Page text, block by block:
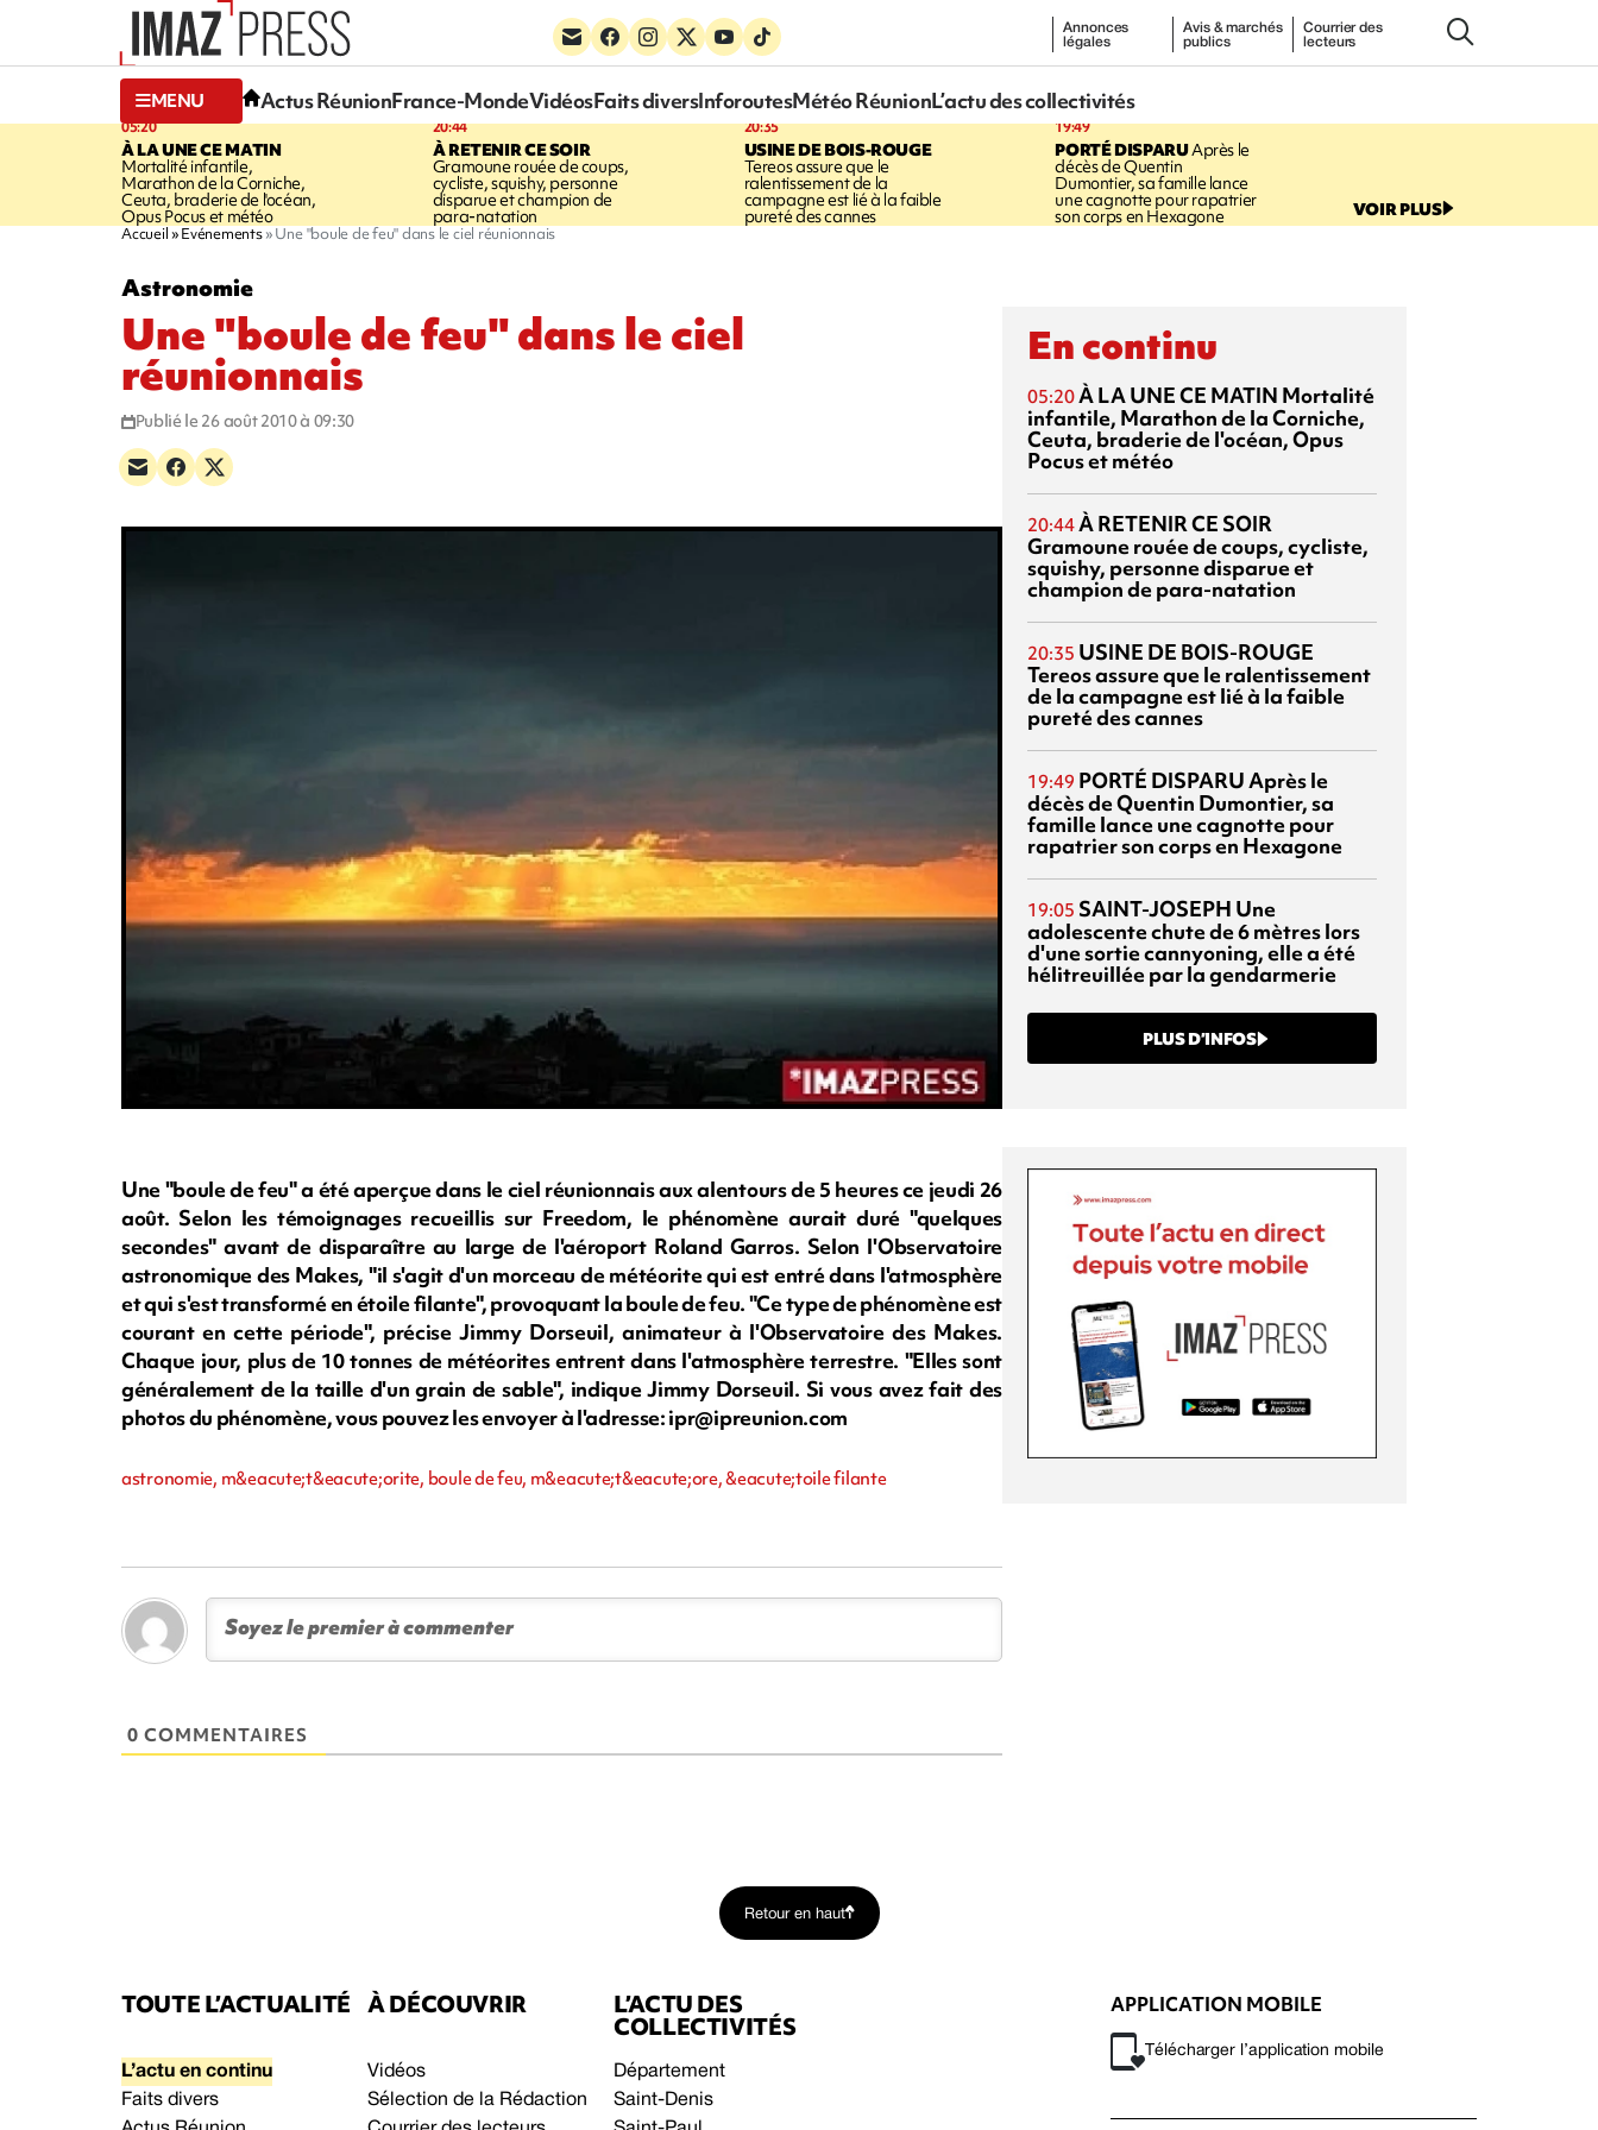
Annonces
légales
Avis & marchés
publics
Courrier des
lecteurs
MENU Actus RéunionFrance-MondeVidéosFaits diversInforoutesMétéo RéunionL’actu des collectivités
05:20
À LA UNE CE MATIN
Mortalité infantile,
Marathon de la Corniche,
Ceuta, braderie de l'océan,
Opus Pocus et météo
20:44
À RETENIR CE SOIR
Gramoune rouée de coups,
cycliste, squishy, personne
disparue et champion de
para-natation
20:35
USINE DE BOIS-ROUGE
Tereos assure que le
ralentissement de la
campagne est lié à la faible
pureté des cannes
19:49
PORTÉ DISPARUAprès le
décès de Quentin
Dumontier, sa famille lance
une cagnotte pour rapatrier
son corps en Hexagone VOIR PLUS
Accueil Evénements Une "boule de feu" dans le ciel réunionnais
Astronomie
Une "boule de feu" dans le ciel
réunionnais
Publié le 26 août 2010 à 09:30
Une "boule de feu" a été aperçue dans le ciel réunionnais aux alentours de 5 heures ce jeudi 26
août. Selon les témoignages recueillis sur Freedom, le phénomène aurait duré "quelques
secondes" avant de disparaître au large de l'aéroport Roland Garros. Selon l'Observatoire
astronomique des Makes, "il s'agit d'un morceau de météorite qui est entré dans l'atmosphère
et qui s'est transformé en étoile filante", provoquant la boule de feu. "Ce type de phénomène est
courant en cette période", précise Jimmy Dorseuil, animateur à l'Observatoire des Makes.
Chaque jour, plus de 10 tonnes de météorites entrent dans l'atmosphère terrestre. "Elles sont
généralement de la taille d'un grain de sable", indique Jimmy Dorseuil. Si vous avez fait des
photos du phénomène, vous pouvez les envoyer à l'adresse:ipr@ipreunion.com
astronomie, m&eacute;t&eacute;orite, boule de feu, m&eacute;t&eacute;ore, &eacute;toile filante
0 COMMENTAIRES
En continu
05:20À LA UNE CE MATIN Mortalité
infantile, Marathon de la Corniche,
Ceuta, braderie de l'océan, Opus
Pocus et météo
20:44À RETENIR CE SOIR
Gramoune rouée de coups, cycliste,
squishy, personne disparue et
champion de para-natation
20:35 USINE DE BOIS-ROUGE
Tereos assure que le ralentissement
de la campagne est lié à la faible
pureté des cannes
19:49 PORTÉ DISPARUAprès le
décès de Quentin Dumontier, sa
famille lance une cagnotte pour
rapatrier son corps en Hexagone
19:05 SAINT-JOSEPH Une
adolescente chute de 6 mètres lors
d'une sortie cannyoning, elle a été
hélitreuillée par la gendarmerie
PLUS D’INFOS
Retour en haut
TOUTE L’ACTUALITÉ
L’actu en continu
Faits divers
À DÉCOUVRIR
Vidéos
Sélection de la Rédaction
L’ACTU DES
COLLECTIVITÉS
Département
Saint-Denis
APPLICATION MOBILE
Télécharger l’application mobile